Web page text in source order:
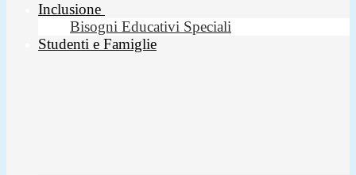
Inclusione
Bisogni Educativi Speciali
Studenti e Famiglie